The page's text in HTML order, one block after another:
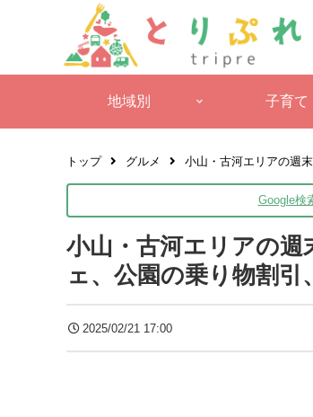
地域別 子育て
トップ グルメ 小山・古河エリアの週
Google検
小山・古河エリアの週
ェ、公園の乗り物割
2025/02/21 17:00